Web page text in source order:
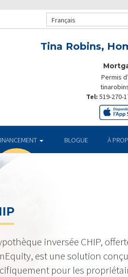
Français
Tina Robins,
Permis
Tel: 519-270-
BLOGUE À
inversée CHIP,
est une solution
pour les